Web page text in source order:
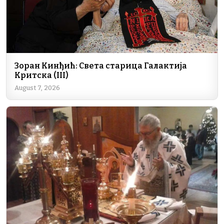
m
p
k
Зоран Кинђић: Света старица Галактија
Критска (III)
August 7, 2026